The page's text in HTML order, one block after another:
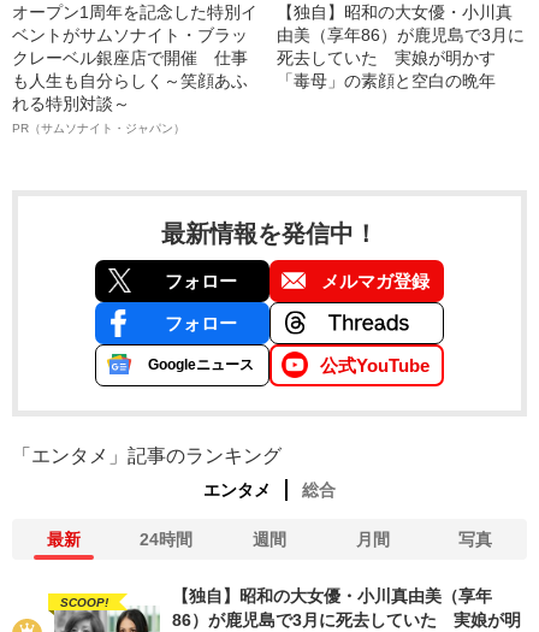
オープン1周年を記念した特別イ
ベントがサムソナイト・ブラッ
クレーベル銀座店で開催 仕事
も人生も自分らしく～笑顔あふ
れる特別対談～
PR（サムソナイト・ジャパン）
【独自】昭和の大女優・小川真
由美（享年86）が鹿児島で3月に
死去していた 実娘が明かす
「毒母」の素顔と空白の晩年
最新情報を発信中！
フォロー メルマガ登録
フォロー
Googleニュース 公式YouTube
「エンタメ」記事のランキング
エンタメ 総合
最新 24時間 週間 月間 写真
SCOOP!
【独自】昭和の大女優・小川真由美（享年
86）が鹿児島で3月に死去していた 実娘が明